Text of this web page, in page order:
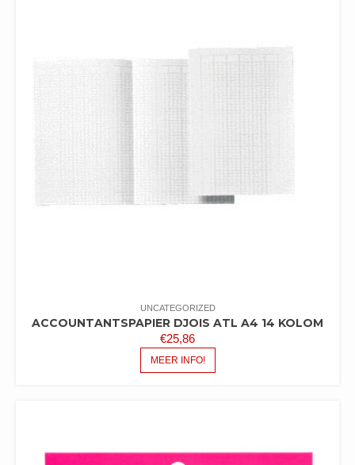
UNCATEGORIZED
ACCOUNTANTSPAPIER DJOIS ATL A4 14 KOLOM
€25,86
MEER INFO!